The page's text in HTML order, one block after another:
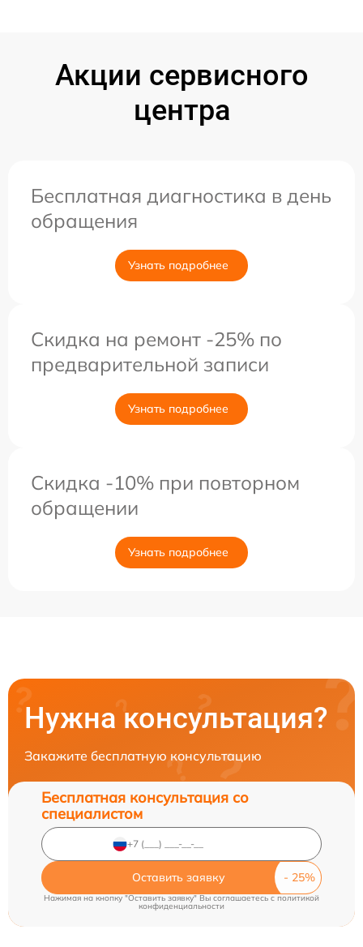
Акции сервисного
центра
Бесплатная диагностика в день
обращения
Узнать подробнее
Скидка на ремонт -25% по
предварительной записи
Узнать подробнее
Скидка -10% при повторном
обращении
Узнать подробнее
Нужна консультация?
Закажите бесплатную консультацию
Бесплатная консультация со
специалистом
Оставить заявку
Нажимая на кнопку "Оставить заявку" Вы соглашаетесь cполитикой
конфиденциальности